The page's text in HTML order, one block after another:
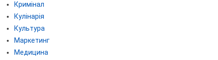
Кримінал
Кулінарія
Культура
Маркетинг
Медицина